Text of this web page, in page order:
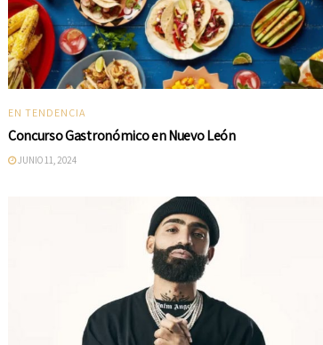
EN TENDENCIA
Concurso Gastronómico en Nuevo León
JUNIO 11, 2024